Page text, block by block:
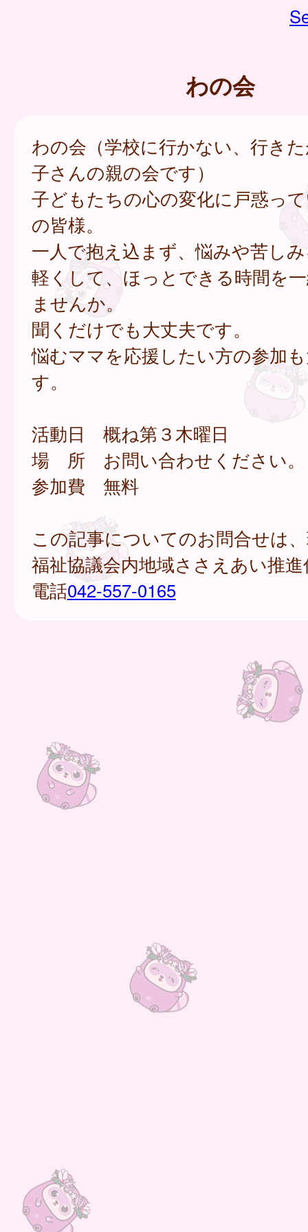
わの会
わの会（学校に行かない、行き
子さんの親の会です）
子どもたちの心の変化に戸惑っ
の皆様。
一人で抱え込まず、悩みや苦し
軽くして、ほっとできる時間を
ませんか。
聞くだけでも大丈夫です。
悩むママを応援したい方の参加
す。
活動日 概ね第３木曜日
場 所 お問い合わせください。
参加費 無料
この記事についてのお問合せは
福祉協議会内地域ささえあい推
電話042-557-0165